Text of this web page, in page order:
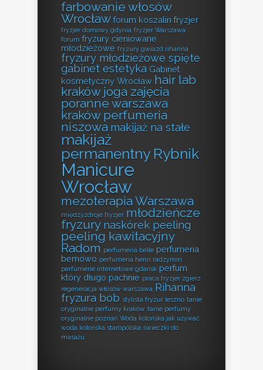
farbowanie włosów
Wrocław forum koszalin fryzjer
fryzjer domowy gdynia fryzjer Warszawa
forum fryzury cieniowane
młodzieżowe fryzury gwiazd rihanna
fryzury młodzieżowe spięte
gabinet estetyka Gabinet
kosmetyczny Wrocław hair lab
kraków joga zajęcia
poranne warszawa
kraków perfumeria
niszowa makijaż na stałe
makijaż
permanentny Rybnik
Manicure
Wrocław
mezoterapia Warszawa
międzyzdroje fryzjer młodzieńcze
fryzury naskórek peeling
peeling kawitacyjny
Radom perfumeria belle perfumeria
bemowo perfumeria henri radzymin
perfumerie internetowe gdańsk perfum
który długo pachnie praca fryzjer zgierz
regeneracja włosów warszawa Rihanna
fryzura bob stylista fryzur leszno tanie
oryginalne perfumy kraków tanie perfumy
oryginalne poznań Woda kolońska jak używać
woda kolońska staropolska świeczki do
masażu